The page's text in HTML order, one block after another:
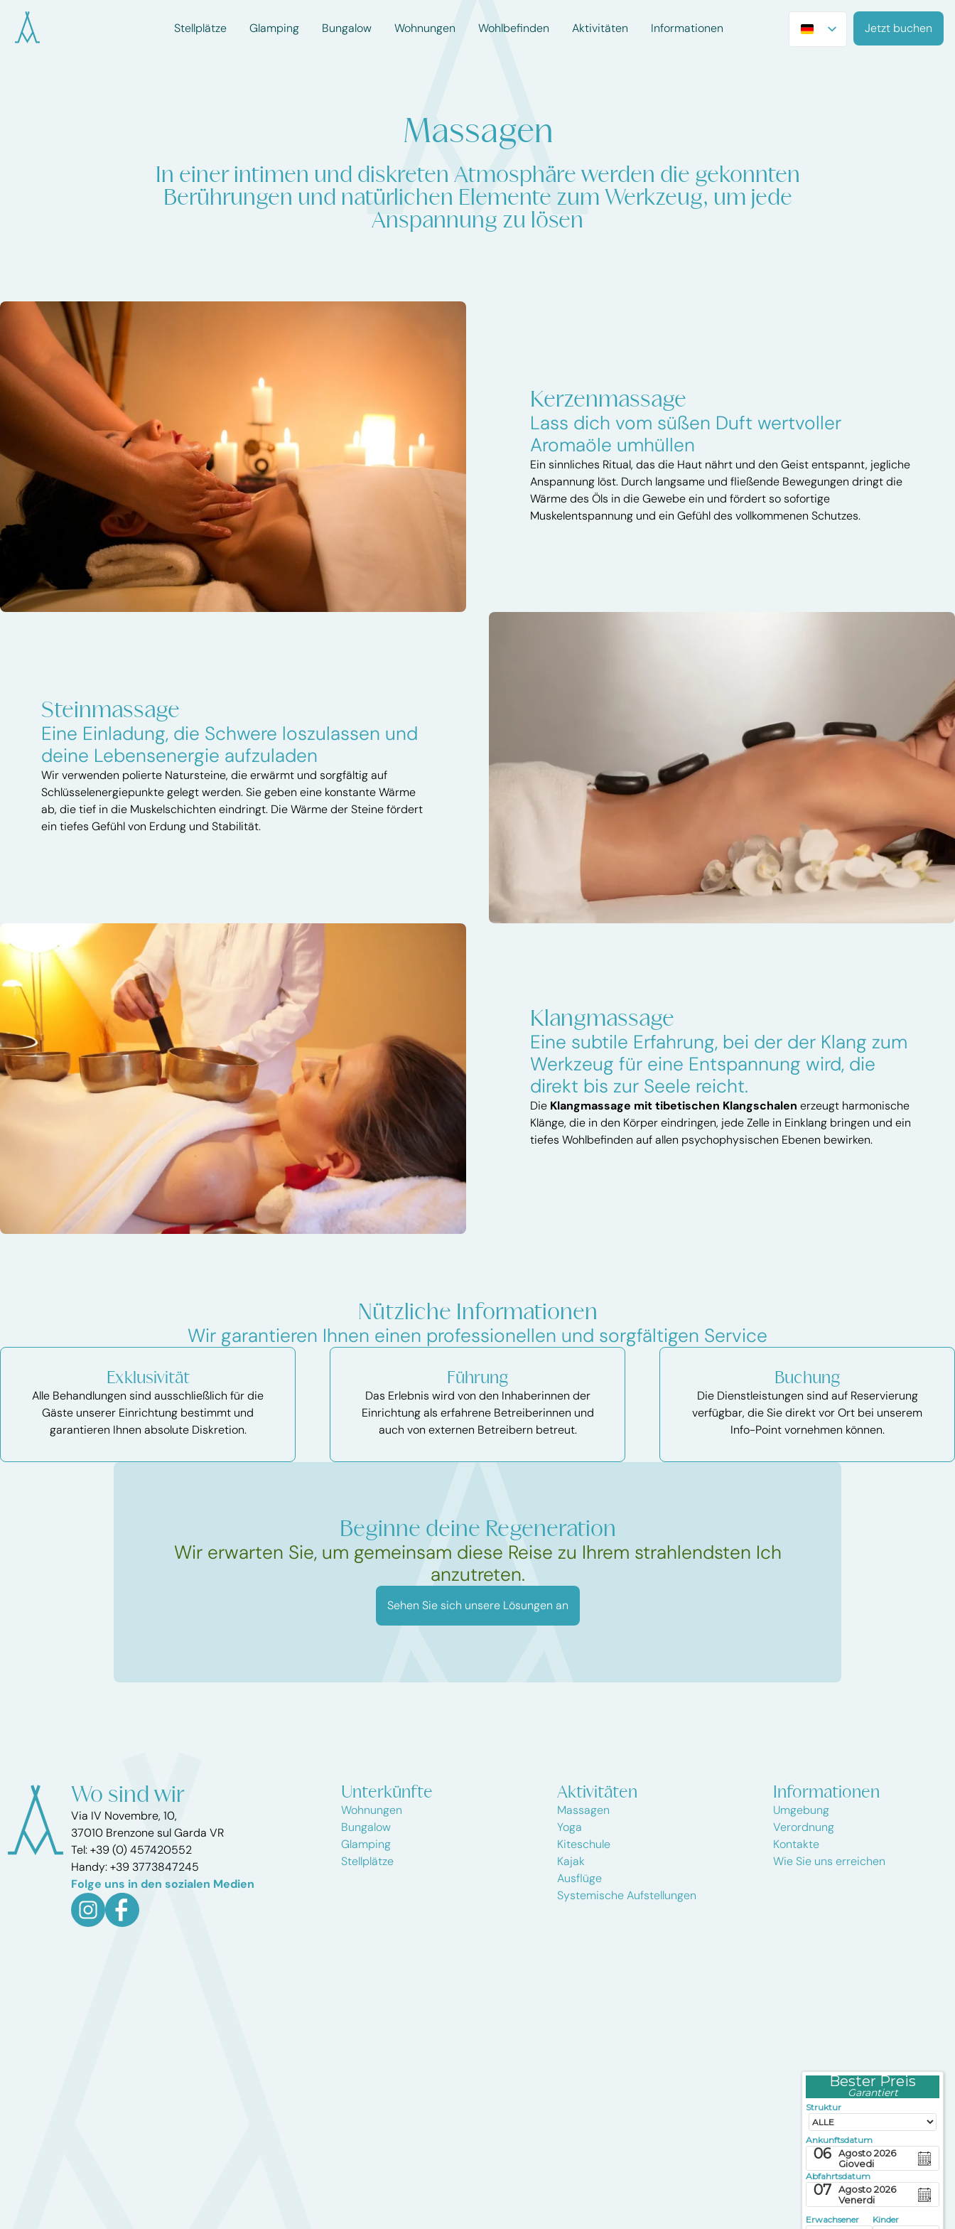
Stellplätze Glamping Bungalow Wohnungen Wohlbefinden Aktivitäten Informationen Jetzt buchen
Massagen
In einer intimen und diskreten Atmosphäre werden die gekonnten
Berührungen und natürlichen Elemente zum Werkzeug, um jede
Anspannung zu lösen
Kerzenmassage
Lass dich vom süßen Duft wertvoller
Aromaöle umhüllen
Ein sinnliches Ritual, das die Haut nährt und den Geist entspannt, jegliche
Anspannung löst. Durch langsame und fließende Bewegungen dringt die
Wärme des Öls in die Gewebe ein und fördert so sofortige
Muskelentspannung und ein Gefühl des vollkommenen Schutzes.
Steinmassage
Eine Einladung, die Schwere loszulassen und
deine Lebensenergie aufzuladen
Wir verwenden polierte Natursteine, die erwärmt und sorgfältig auf
Schlüsselenergiepunkte gelegt werden. Sie geben eine konstante Wärme
ab, die tief in die Muskelschichten eindringt. Die Wärme der Steine fördert
ein tiefes Gefühl von Erdung und Stabilität.
Klangmassage
Eine subtile Erfahrung, bei der der Klang zum
Werkzeug für eine Entspannung wird, die
direkt bis zur Seele reicht.
Die Klangmassage mit tibetischen Klangschalen erzeugt harmonische
Klänge, die in den Körper eindringen, jede Zelle in Einklang bringen und ein
tiefes Wohlbefinden auf allen psychophysischen Ebenen bewirken.
Nützliche Informationen
Wir garantieren Ihnen einen professionellen und sorgfältigen Service
Exklusivität
Alle Behandlungen sind ausschließlich für die
Gäste unserer Einrichtung bestimmt und
garantieren Ihnen absolute Diskretion.
Führung
Das Erlebnis wird von den Inhaberinnen der
Einrichtung als erfahrene Betreiberinnen und
auch von externen Betreibern betreut.
Buchung
Die Dienstleistungen sind auf Reservierung
verfügbar, die Sie direkt vor Ort bei unserem
Info-Point vornehmen können.
Beginne deine Regeneration
Wir erwarten Sie, um gemeinsam diese Reise zu Ihrem strahlendsten Ich
anzutreten.
Sehen Sie sich unsere Lösungen an
Wo sind wir
Via IV Novembre, 10,
37010 Brenzone sul Garda VR
Tel: +39 (0) 457420552
Handy: +39 3773847245
Folge uns in den sozialen Medien
Unterkünfte
Wohnungen
Bungalow
Glamping
Stellplätze
Aktivitäten
Massagen
Yoga
Kiteschule
Kajak
Ausflüge
Systemische Aufstellungen
Informationen
Umgebung
Verordnung
Kontakte
Wie Sie uns erreichen
Bester Preis
Garantiert
Struktur
Ankunftsdatum
06
Agosto 2026
Giovedi
Abfahrtsdatum
07
Agosto 2026
Venerdi
Erwachsener Kinder